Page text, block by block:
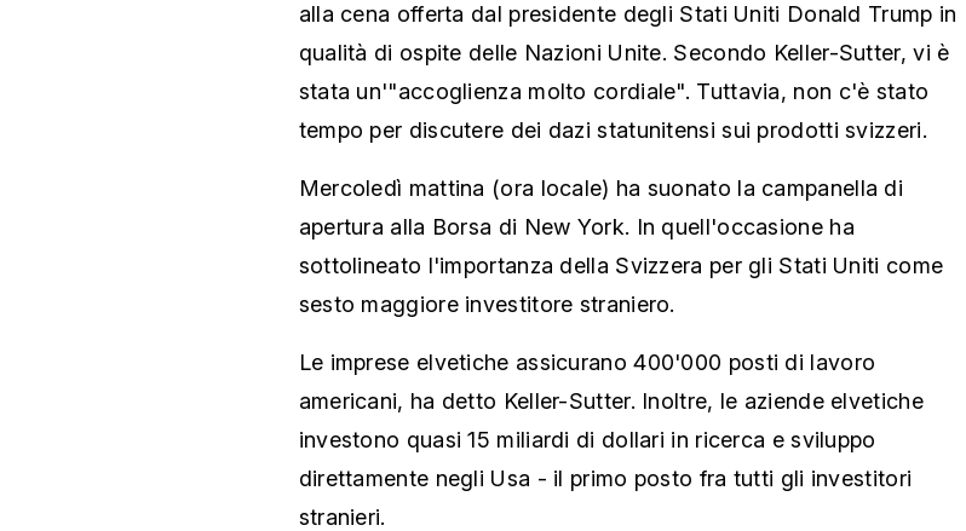
alla cena offerta dal presidente degli Stati Uniti Donald Trump in
qualità di ospite delle Nazioni Unite. Secondo Keller-Sutter, vi è
stata un'"accoglienza molto cordiale". Tuttavia, non c'è stato
tempo per discutere dei dazi statunitensi sui prodotti svizzeri.
Mercoledì mattina (ora locale) ha suonato la campanella di
apertura alla Borsa di New York. In quell'occasione ha
sottolineato l'importanza della Svizzera per gli Stati Uniti come
sesto maggiore investitore straniero.
Le imprese elvetiche assicurano 400'000 posti di lavoro
americani, ha detto Keller-Sutter. Inoltre, le aziende elvetiche
investono quasi 15 miliardi di dollari in ricerca e sviluppo
direttamente negli Usa - il primo posto fra tutti gli investitori
stranieri.